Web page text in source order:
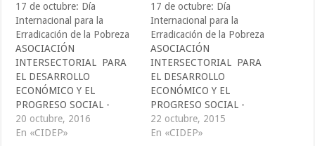
17 de octubre: Día
Internacional para la
Erradicación de la Pobreza
ASOCIACIÓN
INTERSECTORIAL PARA
EL DESARROLLO
ECONÓMICO Y EL
PROGRESO SOCIAL -
CIDEP -
comunicaciones@cidepelsal
20 octubre, 2016
En «CIDEP»
17 de octubre: Día
Internacional para la
Erradicación de la Pobreza
ASOCIACIÓN
INTERSECTORIAL PARA
EL DESARROLLO
ECONÓMICO Y EL
PROGRESO SOCIAL -
CIDEP -
comunicaciones@cidepelsal
22 octubre, 2015
En «CIDEP»